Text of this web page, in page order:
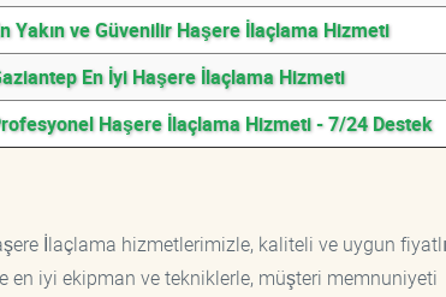
Yakın ve Güvenilir Haşere İlaçlama Hizmeti
En İyi Haşere İlaçlama Hizmeti
Haşere İlaçlama Hizmeti - 7/24 Destek
İlaçlama hizmetlerimizle, kaliteli ve uygun fiyatlı
iyi ekipman ve tekniklerle, müşteri memnuniyeti